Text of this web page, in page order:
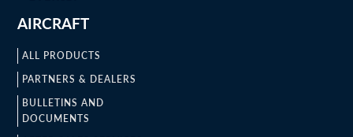
AIRCRAFT
ALL PRODUCTS
PARTNERS & DEALERS
BULLETINS AND
DOCUMENTS